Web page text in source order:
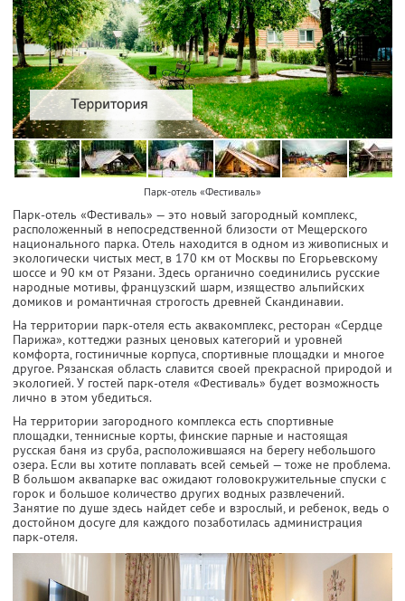
Парк-отель «Фестиваль»
Парк-отель «Фестиваль» — это новый загородный комплекс,
расположенный в непосредственной близости от Мещерского
национального парка. Отель находится в одном из живописных и
экологически чистых мест, в 170 км от Москвы по Егорьевскому
шоссе и 90 км от Рязани. Здесь органично соединились русские
народные мотивы, французский шарм, изящество альпийских
домиков и романтичная строгость древней Скандинавии.
На территории парк-отеля есть аквакомплекс, ресторан «Сердце
Парижа», коттеджи разных ценовых категорий и уровней
комфорта, гостиничные корпуса, спортивные площадки и многое
другое. Рязанская область славится своей прекрасной природой и
экологией. У гостей парк-отеля «Фестиваль» будет возможность
лично в этом убедиться.
На территории загородного комплекса есть спортивные
площадки, теннисные корты, финские парные и настоящая
русская баня из сруба, расположившаяся на берегу небольшого
озера. Если вы хотите поплавать всей семьей — тоже не проблема.
В большом аквапарке вас ожидают головокружительные спуски с
горок и большое количество других водных развлечений.
Занятие по душе здесь найдет себе и взрослый, и ребенок, ведь о
достойном досуге для каждого позаботилась администрация
парк-отеля.